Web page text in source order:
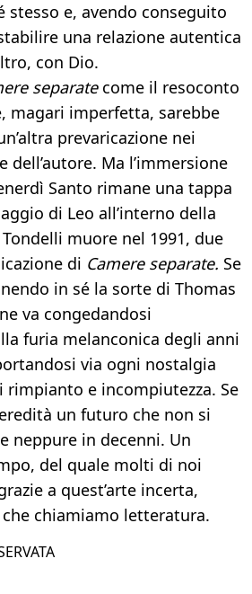
stesso e, avendo conseguito
una relazione autentica
con Dio.
separatecome il resoconto
magari imperfetta, sarebbe
prevaricazione nei
Ma l’immersione
Santo rimane una tappa
di Leo all’interno della
muore nel 1991, due
di Camere separate. Se
in sé la sorte di Thomas
va congedandosi
furia melanconica degli anni
via ogni nostalgia
rimpianto e incompiutezza. Se
un futuro che non si
neppure in decenni. Un
del quale molti di noi
a quest’arte incerta,
chiamiamo letteratura.